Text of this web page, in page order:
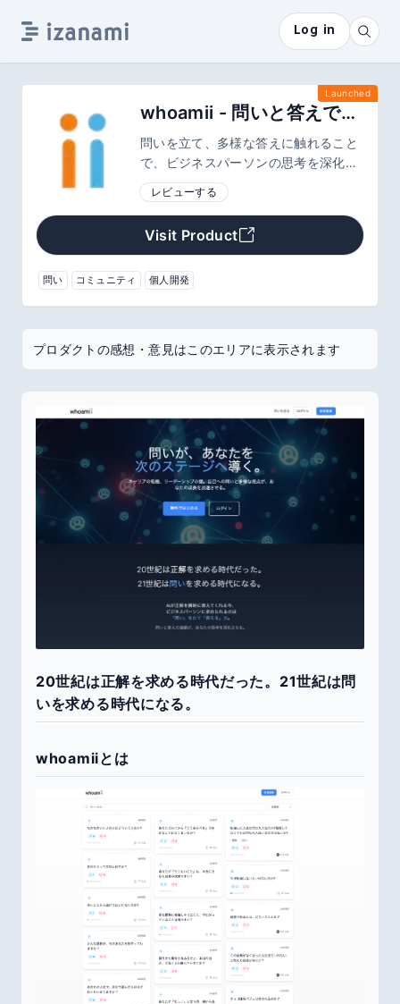
Log in
Launched
whoamii - 問いと答えで繋がる、思考のコミュニティ
問いを立て、多様な答えに触れること
で、ビジネスパーソンの思考を深化さ
せるコミュニティ。キャリアやリーダ
ーシップの転機に直面する人が、自己
への問いと他者の視座を通じて、成長
を加速させるプラットフォームです。
レビューする
Visit Product
問い コミュニティ 個人開発
プロダクトの感想・意見はこのエリアに表示されます
20世紀は正解を求める時代だった。21世紀は問
いを求める時代になる。
whoamiiとは